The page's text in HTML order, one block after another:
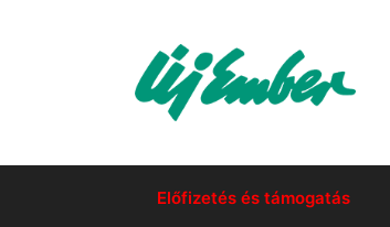
Előfizetés és támogatás